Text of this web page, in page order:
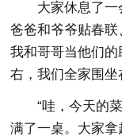
大家休息了一
爸爸和爷爷贴春联
我和哥哥当他们
右，我们全家围坐
“哇，今天的
满了一桌。大家